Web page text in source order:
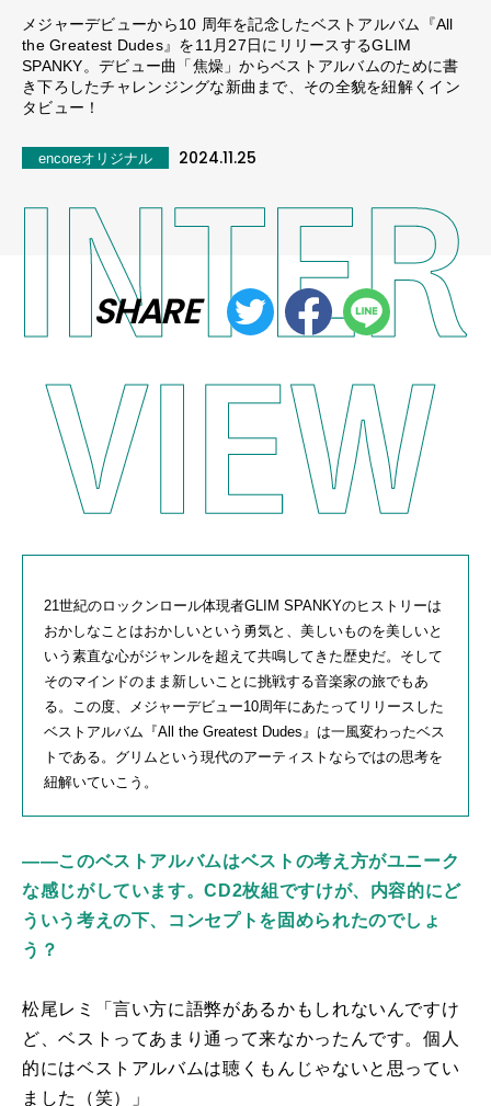
メジャーデビューから10 周年を記念したベストアルバム『All
the Greatest Dudes』を11月27日にリリースするGLIM
SPANKY。デビュー曲「焦燥」からベストアルバムのために書
き下ろしたチャレンジングな新曲まで、その全貌を紐解くイン
タビュー！
encoreオリジナル 2024.11.25
SHARE
21世紀のロックンロール体現者GLIM SPANKYのヒストリーは
おかしなことはおかしいという勇気と、美しいものを美しいと
いう素直な心がジャンルを超えて共鳴してきた歴史だ。そして
そのマインドのまま新しいことに挑戦する音楽家の旅でもあ
る。この度、メジャーデビュー10周年にあたってリリースした
ベストアルバム『All the Greatest Dudes 』は一風変わったベス
トである。グリムという現代のアーティストならではの思考を
紐解いていこう。
――このベストアルバムはベストの考え方がユニーク
な感じがしています。CD2枚組ですけが、内容的にど
ういう考えの下、コンセプトを固められたのでしょ
う？
松尾レミ「言い方に語弊があるかもしれないんですけ
ど、ベストってあまり通って来なかったんです。個人
的にはベストアルバムは聴くもんじゃないと思ってい
ました（笑）」